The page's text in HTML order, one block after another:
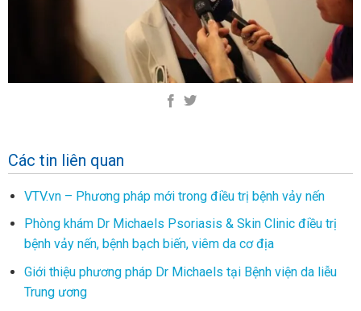
Các tin liên quan
VTV.vn – Phương pháp mới trong điều trị bệnh vảy nến
Phòng khám Dr Michaels Psoriasis & Skin Clinic điều trị
bệnh vảy nến, bệnh bạch biến, viêm da cơ địa
Giới thiệu phương pháp Dr Michaels tại Bệnh viện da liễu
Trung ương